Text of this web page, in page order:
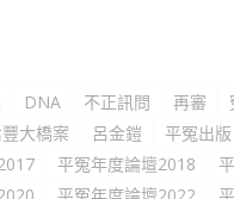
DNA 不正訊問 再審
大橋案 呂金鎧 平冤出版
平冤年度論壇2018
平冤年度論壇2022